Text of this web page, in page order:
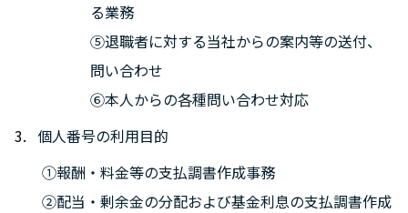
る業務
⑤退職者に対する当社からの案内等の送付、
問い合わせ
⑥本人からの各種問い合わせ対応
個人番号の利用目的
①報酬・料金等の支払調書作成事務
②配当・剰余金の分配および基金利息の支払調書作成